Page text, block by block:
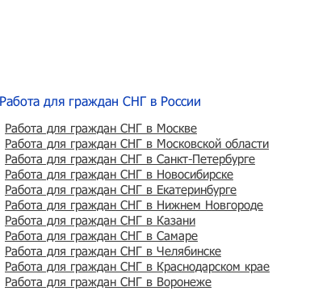
Работа для граждан СНГ в России
Работа для граждан СНГ в Москве
Работа для граждан СНГ в Московской области
Работа для граждан СНГ в Санкт-Петербурге
Работа для граждан СНГ в Новосибирске
Работа для граждан СНГ в Екатеринбурге
Работа для граждан СНГ в Нижнем Новгороде
Работа для граждан СНГ в Казани
Работа для граждан СНГ в Самаре
Работа для граждан СНГ в Челябинске
Работа для граждан СНГ в Краснодарском крае
Работа для граждан СНГ в Воронеже